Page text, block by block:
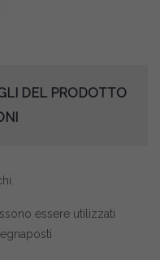
DEL PRODOTTO
essere utilizzati